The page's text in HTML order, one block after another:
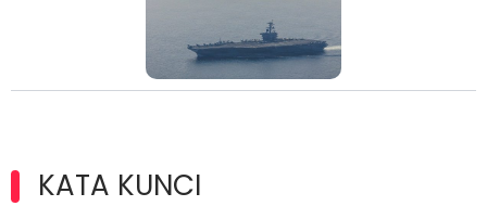
KATA KUNCI